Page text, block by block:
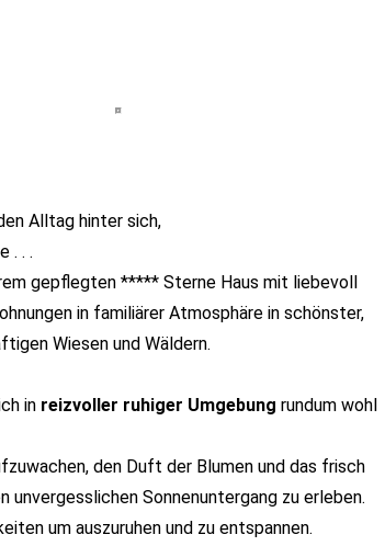
Alltag hinter sich,
. . .
gepflegten ***** Sterne Haus mit liebevoll
in familiärer Atmosphäre in schönster,
Wiesen und Wäldern.
in reizvoller ruhiger Umgebung rundum wohl
den Duft der Blumen und das frisch
unvergesslichen Sonnenuntergang zu erleben.
um auszuruhen und zu entspannen.